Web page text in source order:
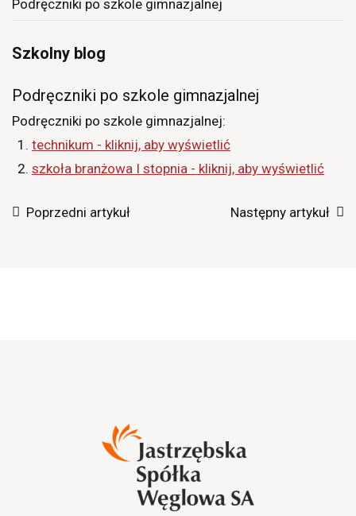
Podręczniki po szkole gimnazjalnej
Szkolny blog
Podręczniki po szkole gimnazjalnej
Podręczniki po szkole gimnazjalnej:
technikum - kliknij, aby wyświetlić
szkoła branżowa I stopnia - kliknij, aby wyświetlić
Poprzedni artykuł Następny artykuł